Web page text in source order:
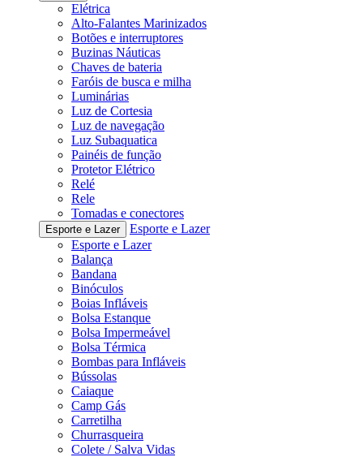
Elétrica
Alto-Falantes Marinizados
Botões e interruptores
Buzinas Náuticas
Chaves de bateria
Faróis de busca e milha
Luminárias
Luz de Cortesia
Luz de navegação
Luz Subaquatica
Painéis de função
Protetor Elétrico
Relé
Rele
Tomadas e conectores
Esporte e Lazer
Esporte e Lazer
Esporte e Lazer
Balança
Bandana
Binóculos
Boias Infláveis
Bolsa Estanque
Bolsa Impermeável
Bolsa Térmica
Bombas para Infláveis
Bússolas
Caiaque
Camp Gás
Carretilha
Churrasqueira
Colete / Salva Vidas